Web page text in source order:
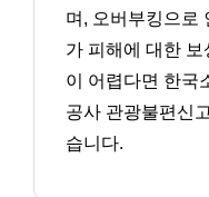
며, 오버부킹으로
가 피해에 대한
이 어렵다면 한국
공사 관광불편신
습니다.